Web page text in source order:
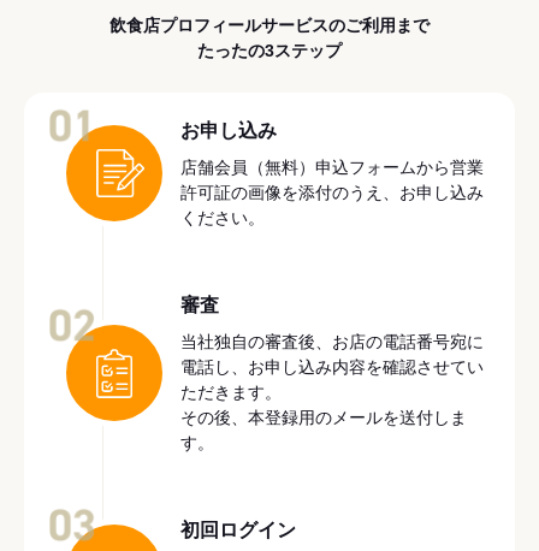
飲食店プロフィールサービスのご利用まで
たったの3ステップ
お申し込み
店舗会員（無料）申込フォームから営業
許可証の画像を添付のうえ、お申し込み
ください。
審査
当社独自の審査後、お店の電話番号宛に
電話し、お申し込み内容を確認させてい
ただきます。
その後、本登録用のメールを送付しま
す。
初回ログイン